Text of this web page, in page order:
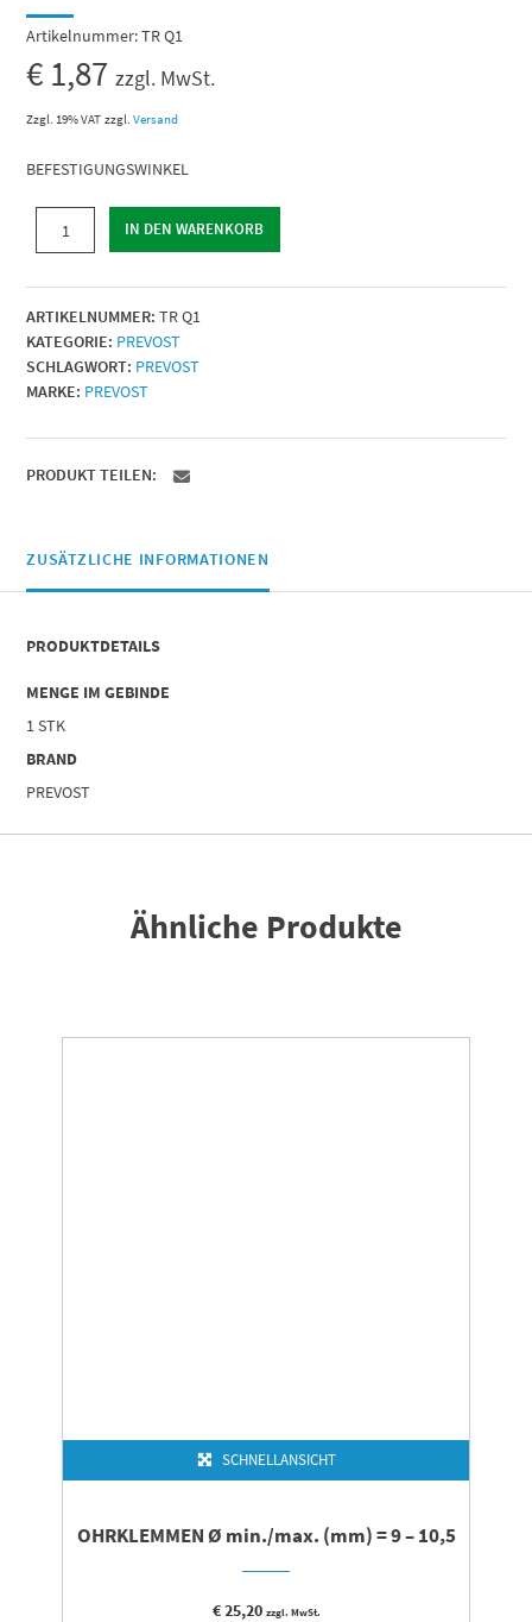
Artikelnummer:TR Q1
€ 1,87 zzgl. MwSt.
Zzgl. 19% VAT zzgl.Versand
BEFESTIGUNGSWINKEL
=
(2)
Für
Regler
oder
G
1/4
IN DEN WARENKORB
ARTIKELNUMMER: TR Q1
KATEGORIE: PREVOST
SCHLAGWORT: PREVOST
MARKE: PREVOST
PRODUKT TEILEN:
ZUSÄTZLICHE INFORMATIONEN
PRODUKTDETAILS
MENGE IM GEBINDE
1 STK
BRAND
PREVOST
Ähnliche Produkte
SCHNELLANSICHT
OHRKLEMMEN Ø min./max. (mm) = 9 – 10,5
€25,20 zzgl. MwSt.